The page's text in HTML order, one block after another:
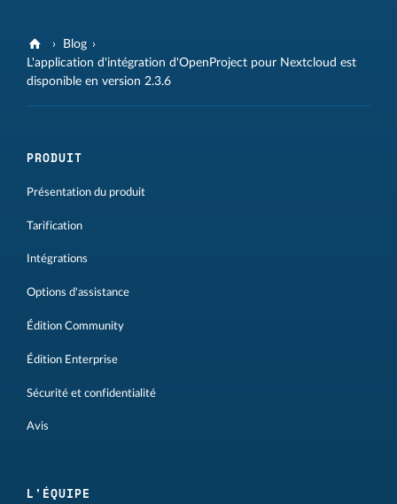
Blog
L'application d'intégration d'OpenProject pour Nextcloud est
disponible en version 2.3.6
PRODUIT
Présentation du produit
Tarification
Intégrations
Options d'assistance
Édition Community
Édition Enterprise
Sécurité et confidentialité
Avis
L'ÉQUIPE